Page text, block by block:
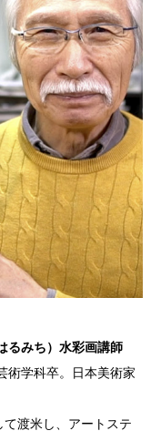
るみち）水彩画講師
術学科卒。日本美術家
渡米し、アートステ